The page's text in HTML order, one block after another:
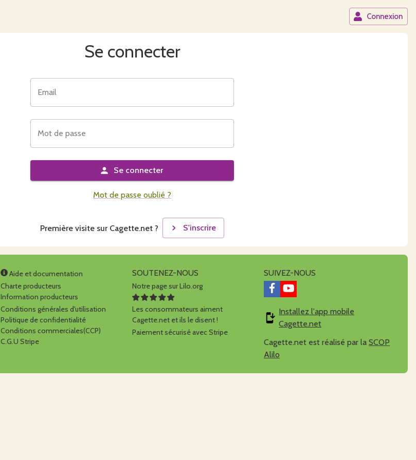
Connexion
Se connecter
Email
Mot de passe
Se connecter
Mot de passe oublié ?
Première visite sur Cagette.net ? S'inscrire
Aide et documentation
Charte producteurs
Information producteurs
Conditions générales d'utilisation
Politique de confidentialité
Conditions commerciales(CCP)
C.G.U Stripe
SOUTENEZ-NOUS
Notre page sur Lilo.org
Les consommateurs aiment
Cagette.net et ils le disent !
Paiement sécurisé avec Stripe
SUIVEZ-NOUS
Installez l'app mobile
Cagette.net
Cagette.net est réalisé par la SCOP
Alilo